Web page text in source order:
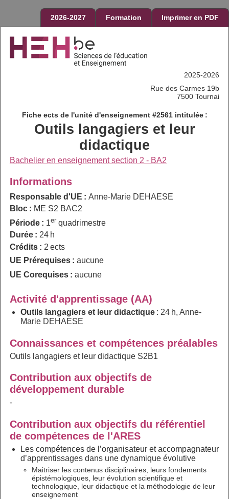
2026-2027 Formation Imprimer en PDF
2025-2026
Rue des Carmes 19b
7500 Tournai
Fiche ects de l'unité d'enseignement #2561 intitulée :
Outils langagiers et leur
didactique
Bachelier en enseignement section 2 - BA2
Informations
Responsable d'UE : Anne-Marie DEHAESE
Bloc : ME S2 BAC2
Période : 1er quadrimestre
Durée : 24 h
Crédits : 2 ects
UE Prérequises : aucune
UE Corequises : aucune
Activité d'apprentissage (AA)
Outils langagiers et leur didactique : 24 h, Anne-
Marie DEHAESE
Connaissances et compétences préalables
Outils langagiers et leur didactique S2B1
Contribution aux objectifs de
développement durable
-
Contribution aux objectifs du référentiel
de compétences de l'ARES
Les compétences de l’organisateur et accompagnateur
d’apprentissages dans une dynamique évolutive
Maitriser les contenus disciplinaires, leurs fondements
épistémologiques, leur évolution scientifique et
technologique, leur didactique et la méthodologie de leur
enseignement